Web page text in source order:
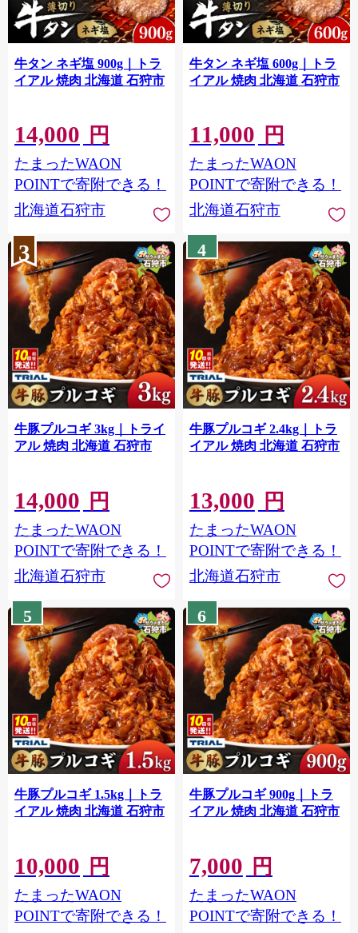
牛タン ネギ塩 900g｜トラ
イアル 焼肉 北海道 石狩市
14,000 円
たまったWAON
POINTで寄附できる！
北海道石狩市
牛タン ネギ塩 600g｜トラ
イアル 焼肉 北海道 石狩市
11,000 円
たまったWAON
POINTで寄附できる！
北海道石狩市
3
牛豚プルコギ 3kg｜トライ
アル 焼肉 北海道 石狩市
14,000 円
たまったWAON
POINTで寄附できる！
北海道石狩市
4
牛豚プルコギ 2.4kg｜トラ
イアル 焼肉 北海道 石狩市
13,000 円
たまったWAON
POINTで寄附できる！
北海道石狩市
5
牛豚プルコギ 1.5kg｜トラ
イアル 焼肉 北海道 石狩市
10,000 円
たまったWAON
POINTで寄附できる！
6
牛豚プルコギ 900g｜トラ
イアル 焼肉 北海道 石狩市
7,000 円
たまったWAON
POINTで寄附できる！